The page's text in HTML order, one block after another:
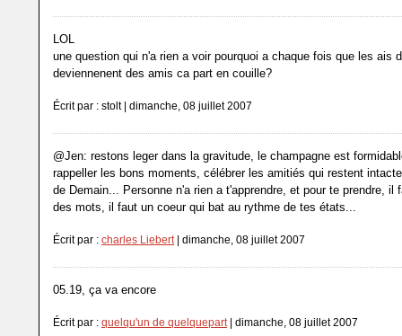
LOL
une question qui n'a rien a voir pourquoi a chaque fois que les ais
deviennenent des amis ca part en couille?
Écrit par : stolt | dimanche, 08 juillet 2007
@Jen: restons leger dans la gravitude, le champagne est
rappeller les bons moments, célébrer les amitiés qui restent
de Demain... Personne n'a rien a t'apprendre, et pour te prendre, il
des mots, il faut un coeur qui bat au rythme de tes états...
Écrit par : charles Liebert| dimanche, 08 juillet 2007
05.19, ça va encore
Écrit par : quelqu'un de quelquepart| dimanche, 08 juillet 2007